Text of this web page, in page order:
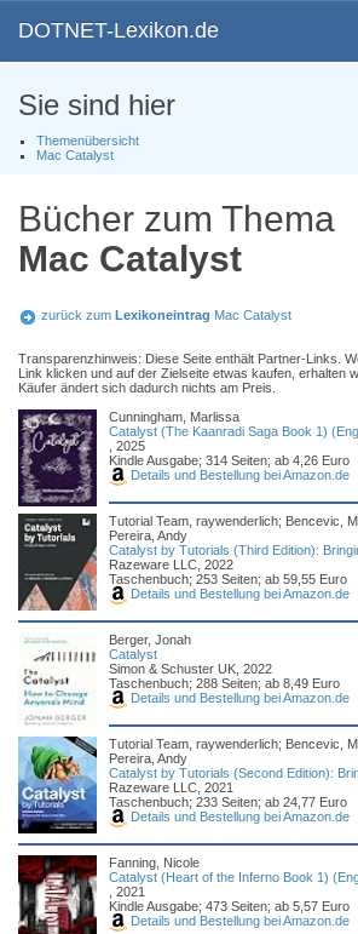
DOTNET-Lexikon.de
Sie sind hier
Themenübersicht
Mac Catalyst
Bücher zum Thema
Mac Catalyst
zurück zum Lexikoneintrag Mac Catalyst
Transparenzhinweis: Diese Seite enthält Partner-Links.
Link klicken und auf der Zielseite etwas kaufen, erhalten
Käufer ändert sich dadurch nichts am Preis.
Cunningham, Marlissa
Catalyst (The Kaanradi Saga Book 1)
, 2025
Kindle Ausgabe; 314 Seiten; ab 4,26 Euro
Details und Bestellung bei Amazon.de
Tutorial Team, raywenderlich; Bencevic,
Pereira, Andy
Catalyst by Tutorials (Third Edition):
Razeware LLC, 2022
Taschenbuch; 253 Seiten; ab 59,55 Euro
Details und Bestellung bei Amazon.de
Berger, Jonah
Catalyst
Simon & Schuster UK, 2022
Taschenbuch; 288 Seiten; ab 8,49 Euro
Details und Bestellung bei Amazon.de
Tutorial Team, raywenderlich; Bencevic,
Pereira, Andy
Catalyst by Tutorials (Second Edition):
Razeware LLC, 2021
Taschenbuch; 233 Seiten; ab 24,77 Euro
Details und Bestellung bei Amazon.de
Fanning, Nicole
Catalyst (Heart of the Inferno Book 1)
, 2021
Kindle Ausgabe; 473 Seiten; ab 5,57 Euro
Details und Bestellung bei Amazon.de